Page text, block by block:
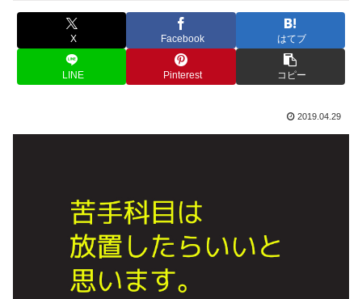
X Facebook はてブ
LINE Pinterest コピー
2019.04.29